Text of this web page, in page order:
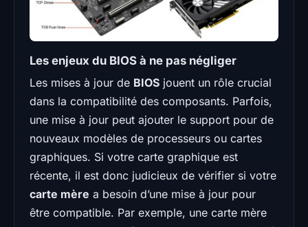
Les enjeux du BIOS à ne pas négliger
Les mises à jour de BIOS jouent un rôle crucial
dans la compatibilité des composants. Parfois,
une mise à jour peut ajouter le support pour de
nouveaux modèles de processeurs ou cartes
graphiques. Si votre carte graphique est
récente, il est donc judicieux de vérifier si votre
carte mère a besoin d’une mise à jour pour
être compatible. Par exemple, une carte mère